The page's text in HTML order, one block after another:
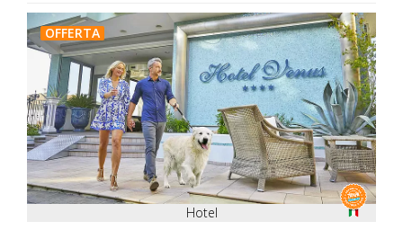
OFFERTA
Hotel